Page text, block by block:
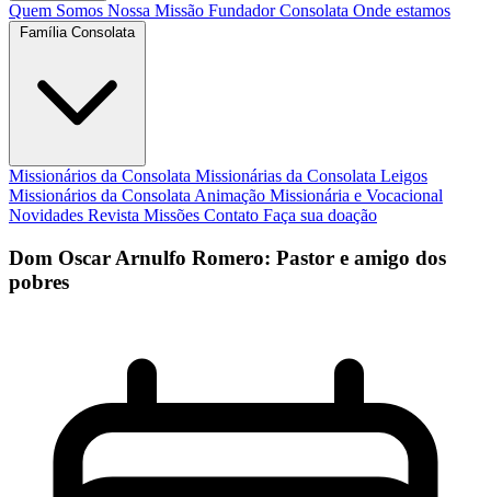
Quem Somos Nossa Missão FundadorConsolata Onde estamos
Família Consolata
Missionários da Consolata Missionárias da Consolata Leigos
Missionários da Consolata Animação Missionária e Vocacional
Novidades Revista Missões Contato Faça sua doação
Dom Oscar Arnulfo Romero: Pastor e amigo dos
pobres